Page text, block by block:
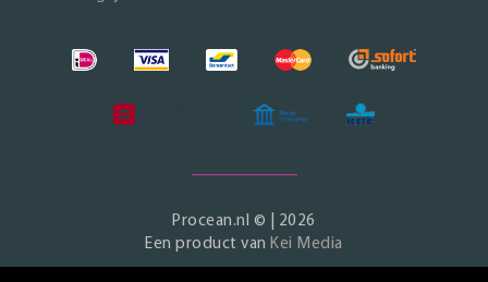
Procean.nl © | 2026
Een product vanKei Media